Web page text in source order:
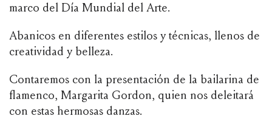
marco del Día Mundial del Arte.
Abanicos en diferentes estilos y técnicas, llenos de
creatividad y belleza.
Contaremos con la presentación de la bailarina de
flamenco, Margarita Gordon, quien nos deleitará
con estas hermosas danzas.